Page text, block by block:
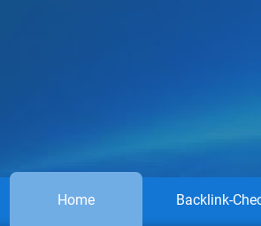
Home Backlink-